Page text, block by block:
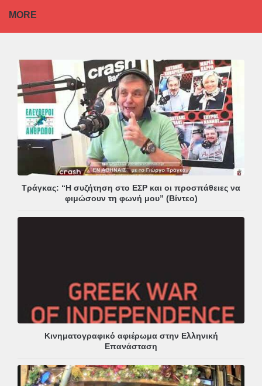
MORE
Τράγκας: “Η συζήτηση στο ΕΣΡ και οι προσπάθειες να
φιμώσουν τη φωνή μου” (Βίντεο)
Κινηματογραφικό αφιέρωμα στην Ελληνική
Επανάσταση